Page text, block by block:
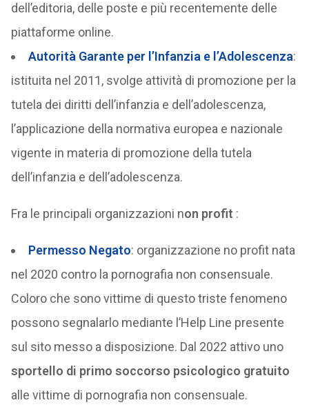
dell’editoria, delle poste e più recentemente delle
piattaforme online.
Autorità Garante per l’Infanzia e l’Adolescenza:
istituita nel 2011, svolge attività di promozione per la
tutela dei diritti dell’infanzia e dell’adolescenza,
l’applicazione della normativa europea e nazionale
vigente in materia di promozione della tutela
dell’infanzia e dell’adolescenza.
Fra le principali organizzazioni non profit :
Permesso Negato: organizzazione no profit nata
nel 2020 contro la pornografia non consensuale.
Coloro che sono vittime di questo triste fenomeno
possono segnalarlo mediante l’Help Line presente
sul sito messo a disposizione. Dal 2022 attivo uno
sportello di primo soccorso psicologico gratuito
alle vittime di pornografia non consensuale.